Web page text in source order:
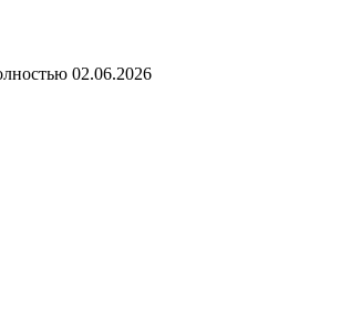
02.06.2026